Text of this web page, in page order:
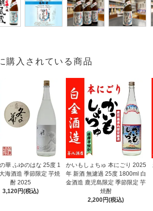
購入されている商品
華 ふゆのはな 25度 1
海酒造 季節限定 芋焼
酎 2025
3,120円(税込)
かいもしょちゅ 本にごり 2025
年 新酒 無濾過 25度 1800ml 白
金酒造 鹿児島限定 季節限定 芋
焼酎
2,200円(税込)